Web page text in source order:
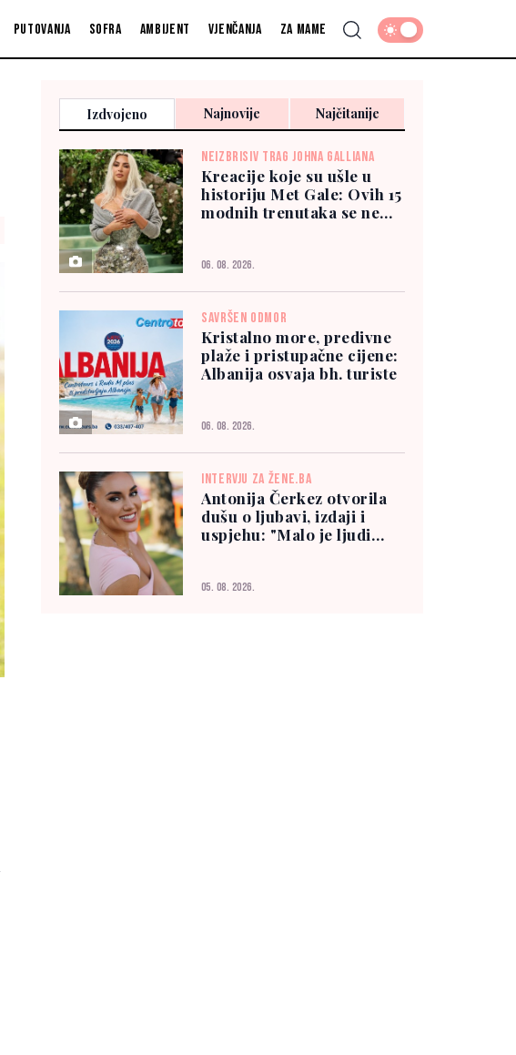
Putovanja Sofra Ambijent Vjenčanja Za mame
Izdvojeno Najnovije Najčitanije
NEIZBRISIV TRAG JOHNA GALLIANA
Kreacije koje su ušle u
historiju Met Gale: Ovih 15
modnih trenutaka se ne
06. 08. 2026.
SAVRŠEN ODMOR
Kristalno more, predivne
plaže i pristupačne cijene:
Albanija osvaja bh. turiste
06. 08. 2026.
INTERVJU ZA ŽENE.BA
Antonija Čerkez otvorila
dušu o ljubavi, izdaji i
uspjehu: "Malo je ljudi
05. 08. 2026.